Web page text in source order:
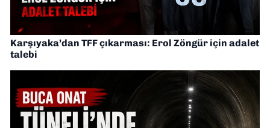
Karşıyaka’dan TFF çıkarması: Erol Zöngür için adalet
talebi